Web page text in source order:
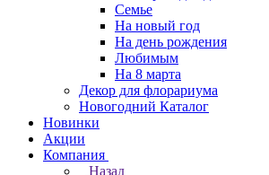
Семье
На новый год
На день рождения
Любимым
На 8 марта
Декор для флорариума
Новогодний Каталог
Новинки
Акции
Компания
Назад